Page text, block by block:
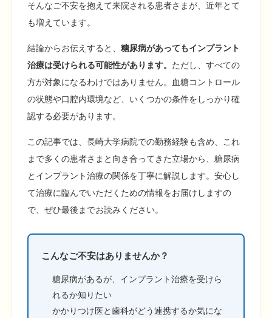
そんなご不安を抱えて来院される患者さまが、近年とて
も増えています。
結論からお伝えすると、 糖尿病があってもインプラント
治療は受けられる可能性があります。 ただし、すべての
方が対象になるわけではありません。血糖コントロール
の状態や口腔内環境など、いくつかの条件をしっかり確
認する必要があります。
この記事では、長崎大学病院での勤務経験も含め、これ
まで多くの患者さまと向き合ってきた立場から、糖尿病
とインプラント治療の関係を丁寧に解説します。安心し
て治療に臨んでいただくための情報をお届けしますの
で、ぜひ最後までお読みください。
こんなご不安はありませんか？
糖尿病があるが、インプラント治療を受けら
れるか知りたい
かかりつけ医と歯科がどう連携するか気にな